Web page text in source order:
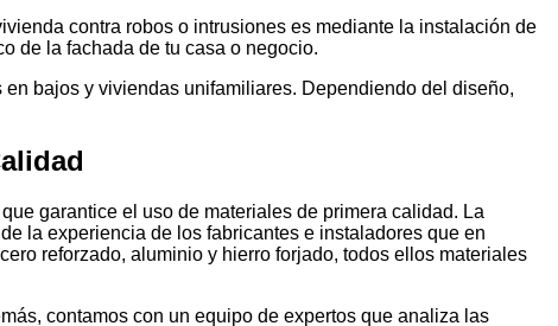
contra robos o intrusiones es mediante la instalación de
de la fachada de tu casa o negocio.
bajos y viviendas unifamiliares. Dependiendo del diseño,
garantice el uso de materiales de primera calidad. La
la experiencia de los fabricantes e instaladores que en
reforzado, aluminio y hierro forjado, todos ellos materiales
contamos con un equipo de expertos que analiza las